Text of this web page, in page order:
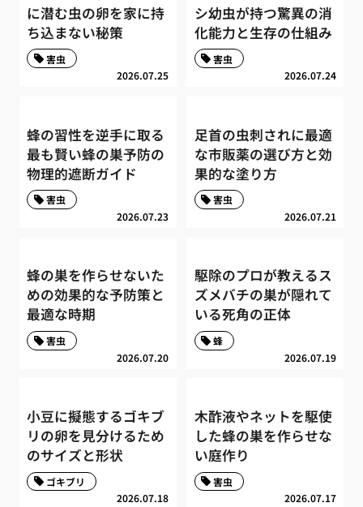
に潜む虫の卵を家に持
ち込まない秘策
2026.07.25
害虫
シ幼虫が持つ驚異の消
化能力と生存の仕組み
2026.07.24
害虫
蜂の習性を逆手に取る
最も賢い蜂の巣予防の
物理的遮断ガイド
2026.07.23
害虫
足首の虫刺されに最適
な市販薬の選び方と効
果的な塗り方
2026.07.21
害虫
蜂の巣を作らせないた
めの効果的な予防策と
最適な時期
2026.07.20
害虫
駆除のプロが教えるス
ズメバチの巣が隠れて
いる死角の正体
2026.07.19
蜂
小豆に擬態するゴキブ
リの卵を見分けるため
のサイズと形状
2026.07.18
ゴキブリ
木酢液やネットを駆使
した蜂の巣を作らせな
い庭作り
2026.07.17
害虫